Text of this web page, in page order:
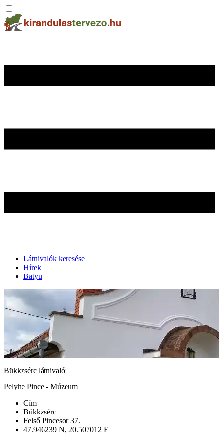
Látnivalók keresése
Hírek
Batyu
Bükkzsérc látnivalói
Pelyhe Pince - Múzeum
Cím
Bükkzsérc
Felső Pincesor 37.
47.946239 N, 20.507012 E